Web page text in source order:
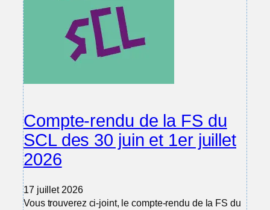
Compte-rendu de la FS du
SCL des 30 juin et 1er juillet
2026
17 juillet 2026
Vous trouverez ci-joint, le compte-rendu de la FS du